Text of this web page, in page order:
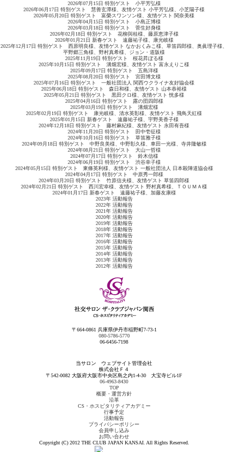
2026年07月15日 特別ゲスト 小平芳弘様
2026年06月17日 特別ゲスト 慧善玄潭様、友情ゲスト 小平芳弘様、小芝陽子様
2026年05月20日 特別ゲスト 富榮スワンソン様、友情ゲスト 関奈美様
2026年04月15日 特別ゲスト 小島正博様
2026年03月18日 特別ゲスト 菅生好身様
2026年02月18日 特別ゲスト 花柳與桂様、藤原恵津子様
2026年01月21日 新春ゲスト 遠藤祐子様、康光岐様
2025年12月17日 特別ゲスト 西原明良様、友情ゲスト なかおくみこ様、草笛四郎様、奥眞理子様、
平野郷三角様、野村真希様、ジョン・道阪様
2025年11月19日 特別ゲスト 桜花昇ぼる様
2025年10月15日 特別ゲスト 溝畑宏様、友情ゲスト 富永えりこ様
2025年09月17日 特別ゲスト 五島洋様
2025年08月20日 特別ゲスト 宮田博文様
2025年07月16日 特別ゲスト 一般社団法人 関西ウクライナ友好協会様
2025年06月18日 特別ゲスト 森日和様、友情ゲスト 山本恭裕様
2025年05月21日 特別ゲスト 黒田クロ様、友情ゲスト 恍多様
2025年04月16日 特別ゲスト 露の団四郎様
2025年03月19日 特別ゲスト 溝畑宏様
2025年02月19日 特別ゲスト 康光岐様、清水英彰様、友情ゲスト 飛鳥天紅様
2025年01月15日 新春ゲスト 遠藤祐子様、宇野美香子様
2024年12月18日 特別ゲスト 藤村麻紀様、友情ゲスト 永田有吾様
2024年11月20日 特別ゲスト 田中壱征様
2024年10月16日 特別ゲスト 草笛雅子様
2024年09月18日 特別ゲスト 中野良美様、中野彰久様、車田一光様、寺井隆敏様
2024年08月21日 特別ゲスト 大山一哲様
2024年07月17日 特別ゲスト 鈴木信様
2024年06月19日 特別ゲスト 渋谷幸子様
2024年05月15日 特別ゲスト 東條英利様、友情ゲスト 一般社団法人 日本殺陣道協会様
2024年04月17日 特別ゲスト 中原秀一郎様
2024年03月20日 特別ゲスト 竹原信夫様、友情ゲスト 草笛四郎様
2024年02月21日 特別ゲスト 西川宏幸様、友情ゲスト 野村真希様、ＴＯＵＭＡ様
2024年01月17日 新春ゲスト 遠藤祐子様、加藤友康様
2023年 活動報告
2022年 活動報告
2021年 活動報告
2020年 活動報告
2019年 活動報告
2018年 活動報告
2017年 活動報告
2016年 活動報告
2015年 活動報告
2014年 活動報告
2013年 活動報告
2012年 活動報告
〒664-0861 兵庫県伊丹市稲野町7-73-1
080-5786-5770
06-6456-7198
当サロン ウェブサイト管理会社
株式会社Ｆ４
〒542-0082 大阪府大阪市中央区島之内1-4-30 大宝寺ビル1F
06-4963-8430
TOP
概要・運営方針
沿革
CS・ホスピタリティアカデミー
行事予定
活動報告
プライバシーポリシー
会員申し込み
お問い合わせ
Copyright (C) 2012 THE CLUB JAPAN KANSAI. All Rights Reserved.